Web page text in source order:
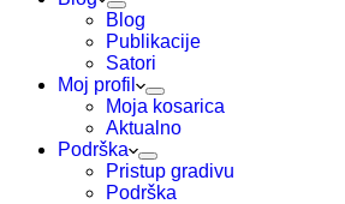
Blog
Publikacije
Satori
Moj profil
Moja kosarica
Aktualno
Podrška
Pristup gradivu
Podrška